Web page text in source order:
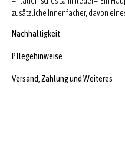
zusätzliche Innenfächer, davon
Nachhaltigkeit
Pflegehinweise
Versand, Zahlung und Weiteres